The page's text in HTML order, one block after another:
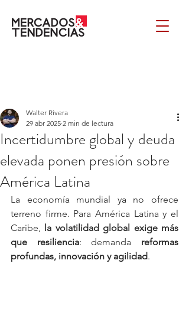
Incertidumbre global y deuda
elevada ponen presión sobre
América Latina
Walter Rivera
29 abr 2025 2 min de lectura
La economía mundial ya no ofrece
terreno firme. Para América Latina y el
Caribe, la volatilidad global exige más
que resiliencia: demanda reformas
profundas, innovación y agilidad.